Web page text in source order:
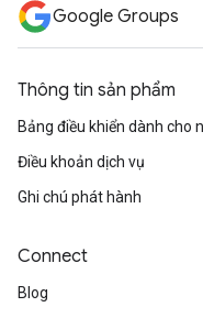
Google Groups
Thông tin sản phẩm
Bảng điều khiển dành cho
Điều khoản dịch vụ
Ghi chú phát hành
Connect
Blog